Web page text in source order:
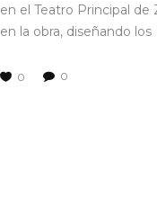
en el Teatro Principal de
en la obra, diseñando los
0 0